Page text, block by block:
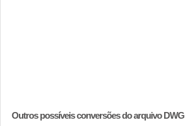
Outros possíveis conversões do arquivo DWG